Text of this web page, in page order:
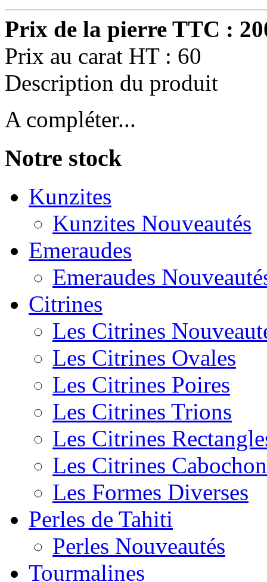
Prix de la pierre TTC :
Prix au carat HT : 60
Description du produit
A compléter...
Notre stock
Kunzites
Kunzites Nouveautés
Emeraudes
Emeraudes
Citrines
Les Citrines
Les Citrines Ovales
Les Citrines Poires
Les Citrines Trions
Les Citrines
Les Citrines
Les Formes Diverses
Perles de Tahiti
Perles Nouveautés
Tourmalines